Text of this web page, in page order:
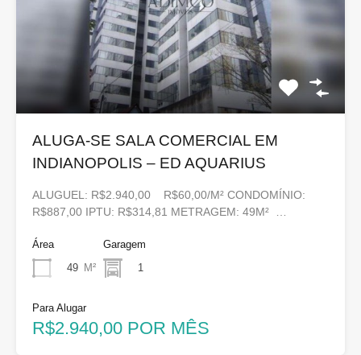
ALUGA-SE SALA COMERCIAL EM
INDIANOPOLIS – ED AQUARIUS
ALUGUEL: R$2.940,00 R$60,00/M² CONDOMÍNIO:
R$887,00 IPTU: R$314,81 METRAGEM: 49M² …
Área
49 M²
Garagem
1
Para Alugar
R$2.940,00 POR MÊS